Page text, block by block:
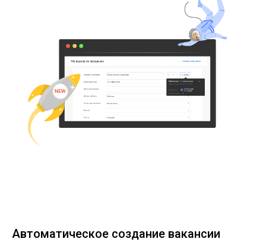
на основе заявки
Автоматическое создание вакансии